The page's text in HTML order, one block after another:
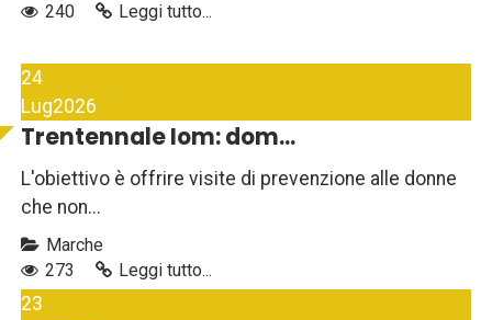
240
Leggi tutto...
24
Lug2026
Trentennale Iom: dom...
L'obiettivo è offrire visite di prevenzione alle donne
che non...
Marche
273
Leggi tutto...
23